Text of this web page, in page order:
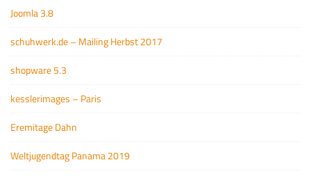
Joomla 3.8
schuhwerk.de – Mailing Herbst 2017
shopware 5.3
kesslerimages – Paris
Eremitage Dahn
Weltjugendtag Panama 2019